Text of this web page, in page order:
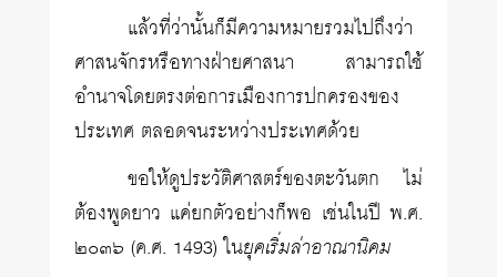
แล้วที่ว่านั้นก็มีความหมายรวมไปถึงว่า
ศาสนจักรหรือทางฝ่ายศาสนา สามารถใช้
อำนาจโดยตรงต่อการเมืองการปกครองของ
ประเทศ ตลอดจนระหว่างประเทศด้วย
ขอให้ดูประวัติศาสตร์ของตะวันตก ไม่
ต้องพูดยาว แค่ยกตัวอย่างก็พอ เช่นในปี พ.ศ.
๒๐๓๖ (ค.ศ. 1493) ในยุคเริ่มล่าอาณานิคม